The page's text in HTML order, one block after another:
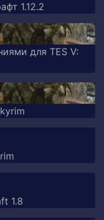
1.12.2
для TES V:
1.8